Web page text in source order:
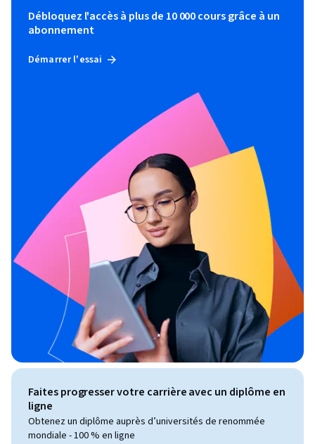
Débloquez l'accès à plus de 10 000 cours grâce à un
abonnement
Démarrer l'essai
Faites progresser votre carrière avec un diplôme en
ligne
Obtenez un diplôme auprès d’universités de renommée
mondiale - 100 % en ligne